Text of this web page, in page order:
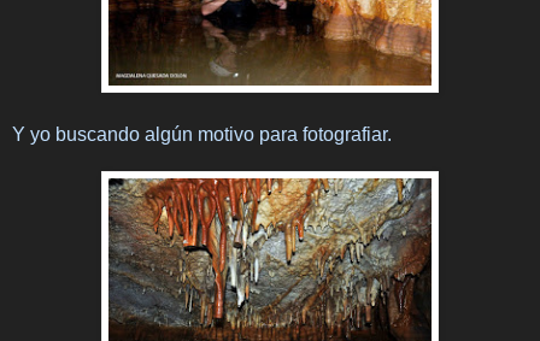
Y yo buscando algún motivo para fotografiar.